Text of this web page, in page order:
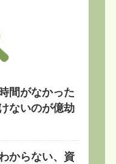
間がなかった
ないのが億劫
からない、資